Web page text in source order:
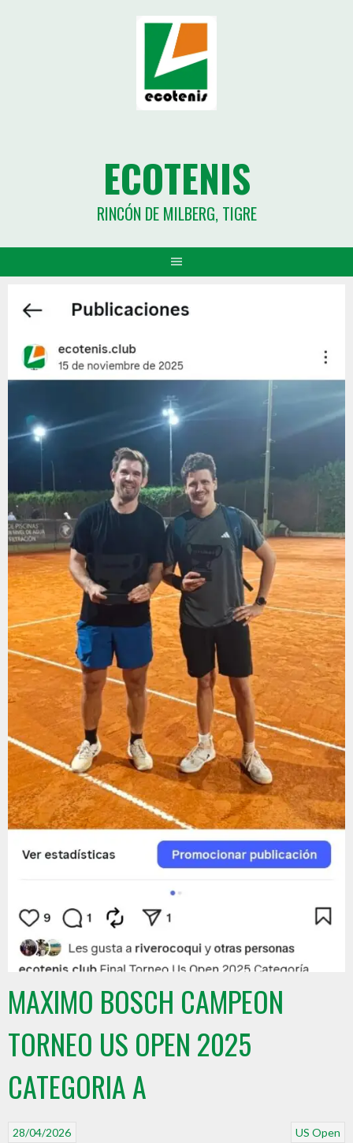
ECOTENIS
RINCÓN DE MILBERG, TIGRE
MAXIMO BOSCH CAMPEON
TORNEO US OPEN 2025
CATEGORIA A
US Open
28/04/2026